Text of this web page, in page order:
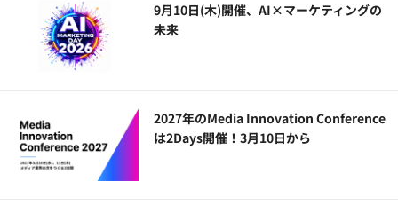
9月10日(木)開催、AI×マーケティングの
未来
2027年のMedia Innovation Conference
は2Days開催！3月10日から